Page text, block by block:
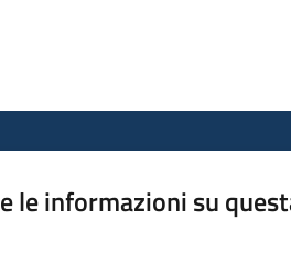
le informazioni su